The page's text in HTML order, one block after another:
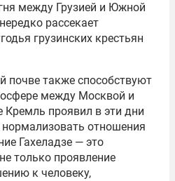
между Грузией и Южной
рассекает
грузинских крестьян
почве также способствуют
между Москвой и
Кремль проявил в эти дни
отношения
Гахеладзе — это
только проявление
к человеку,